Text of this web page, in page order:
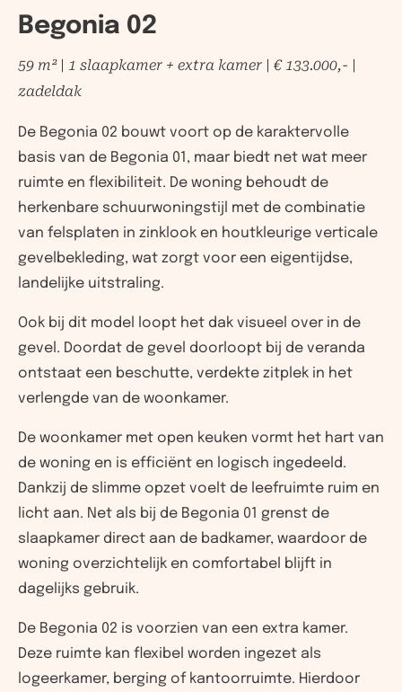
Begonia 02
59 m² | 1 slaapkamer + extra kamer | € 133.000,- |
zadeldak
De Begonia 02 bouwt voort op de karaktervolle
basis van de Begonia 01, maar biedt net wat meer
ruimte en flexibiliteit. De woning behoudt de
herkenbare schuurwoningstijl met de combinatie
van felsplaten in zinklook en houtkleurige verticale
gevelbekleding, wat zorgt voor een eigentijdse,
landelijke uitstraling.
Ook bij dit model loopt het dak visueel over in de
gevel. Doordat de gevel doorloopt bij de veranda
ontstaat een beschutte, verdekte zitplek in het
verlengde van de woonkamer.
De woonkamer met open keuken vormt het hart van
de woning en is efficiënt en logisch ingedeeld.
Dankzij de slimme opzet voelt de leefruimte ruim en
licht aan. Net als bij de Begonia 01 grenst de
slaapkamer direct aan de badkamer, waardoor de
woning overzichtelijk en comfortabel blijft in
dagelijks gebruik.
De Begonia 02 is voorzien van een extra kamer.
Deze ruimte kan flexibel worden ingezet als
logeerkamer, berging of kantoorruimte. Hierdoor